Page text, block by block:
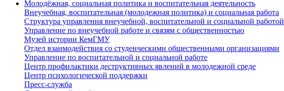
Молодёжная, социальная политика и воспитательная деятельность
Внеучебная, воспитательная (молодежная политика) и социальная работа
Структура управления внеучебной, воспитательной и социальной работой
Управление по внеучебной работе и связям с общественностью
Музей истории КемГМУ
Отдел взаимодействия со студенческими общественными организациями
Управление по воспитательной и социальной работе
Центр профилактики деструктивных явлений в молодежной среде
Центр психологической поддержки
Пресс-служба